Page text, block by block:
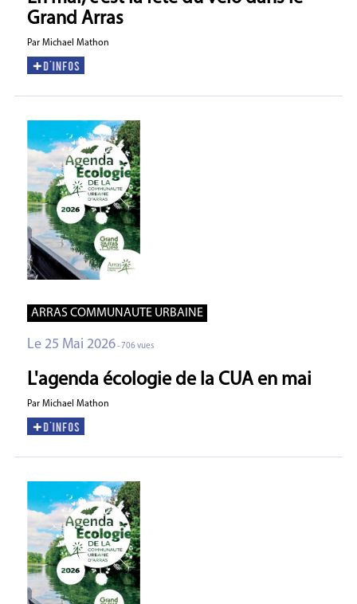
Grand Arras
Par Michael Mathon
ARRAS COMMUNAUTE URBAINE
Le 25 Mai 2026- 706 vues
L'agenda écologie de la CUA en mai
Par Michael Mathon